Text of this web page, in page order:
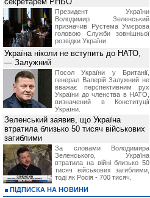
Президент України
Володимир Зеленський
призначив Pустема Умєрова
головою Служби зовнішньої
розвідки України.
Україна ніколи не вступить до НАТО,
— Залужний
Посол України у Британії,
генерал Валерій Залужний не
вважає перспективним рух
України до членства в НАТО,
визначений в Конституції
України.
Зеленський заявив, що Україна
втратила близько 50 тисяч військових
загиблими
За словами Володимира
Зеленського, Україна
втратила на війні близько 50
тисяч військових загиблими,
тоді як Росія - 700 тисяч.
ПІДПИСКА НА НОВИНИ